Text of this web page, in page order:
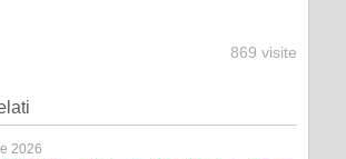
869 visite
2026